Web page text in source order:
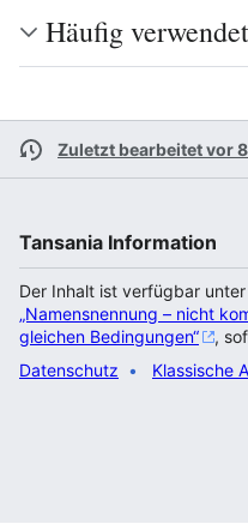
Häufig
Zuletzt bearbeitet vor
Tansania Information
Der Inhalt ist verfügbar
„Namensnennung – nicht
gleichen Bedingungen“
,
Datenschutz
Klassische